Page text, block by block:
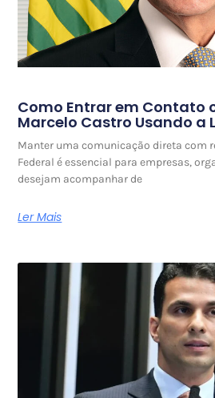
Como Entrar em Contato
Marcelo Castro Usando a
Manter uma comunicação direta com
Federal é essencial para empresas,
desejam acompanhar de
Ler Mais